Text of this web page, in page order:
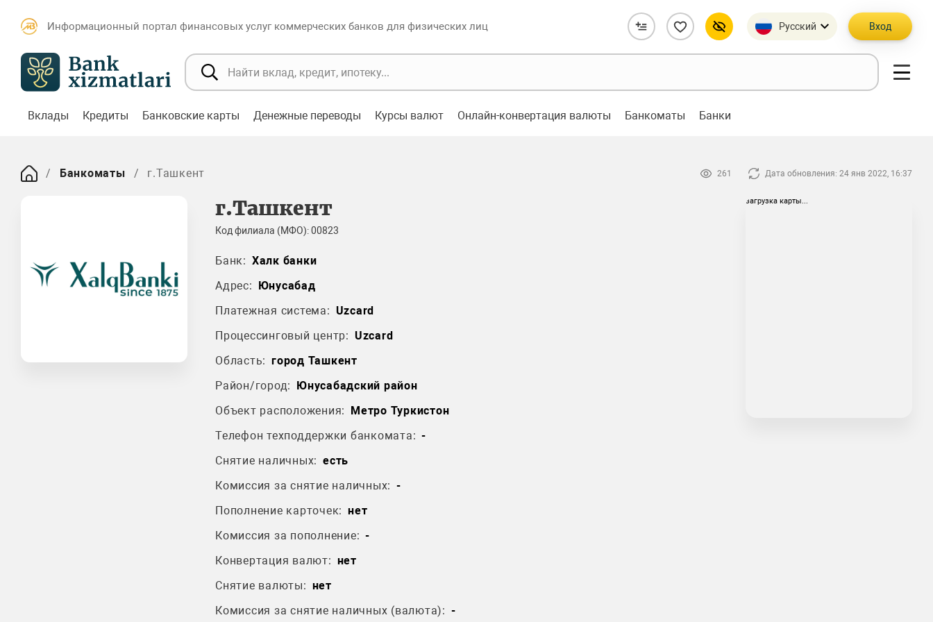
Информационный портал финансовых услуг коммерческих банков для физических лиц Русский Вход
Вклады Кредиты Банковские карты Денежные переводы Курсы валют Онлайн-конвертация валюты Банкоматы Банки
Банкоматы г.Ташкент 261 Дата обновления: 24 янв 2022, 16:37
г.Ташкент
Код филиала (МФО): 00823
Банк: Халк банки
Адрес: Юнусабад
Платежная система: Uzcard
Процессинговый центр: Uzcard
Область: город Ташкент
Район/город: Юнусабадский район
Объект расположения: Метро Туркистон
Телефон техподдержки банкомата: -
Снятие наличных: есть
Комиссия за снятие наличных: -
Пополнение карточек: нет
Комиссия за пополнение: -
Конвертация валют: нет
Снятие валюты: нет
Комиссия за снятие наличных (валюта): -
загрузка карты...